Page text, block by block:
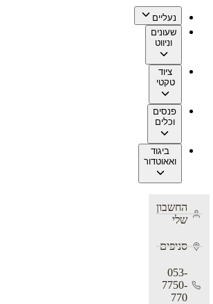
נעליים
שעונים
וניווט
ציוד
טקטי
פנסים
וכלים
ביגוד
ואאוטדור
החשבון
שלי
סניפים
053-
7750-
770